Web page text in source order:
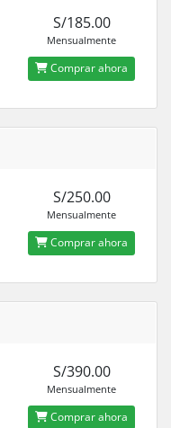
S/185.00
Mensualmente
Comprar ahora
S/250.00
Mensualmente
Comprar ahora
S/390.00
Mensualmente
Comprar ahora